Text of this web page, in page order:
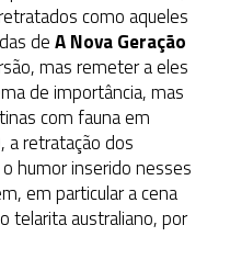
como aqueles
deA Nova Geração
mas remeter a eles
de importância, mas
com fauna em
a retratação dos
humor inserido nesses
em particular a cena
telarita australiano, por